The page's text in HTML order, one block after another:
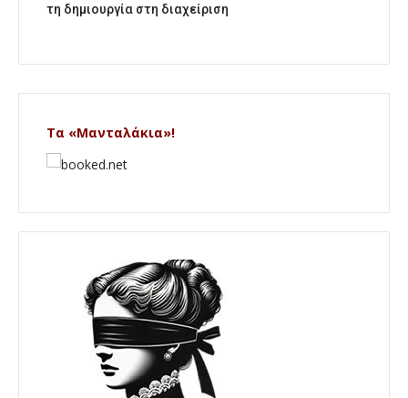
τη δημιουργία στη διαχείριση
Τα «Μανταλάκια»!